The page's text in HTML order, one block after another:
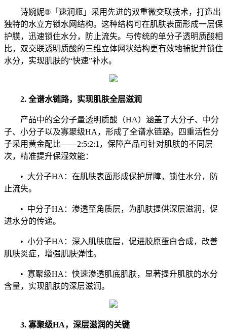
诗婉妮®「速润瓶」采用先进的双重微交联技术，打造出
独特的水立方锁水网结构。这种结构可在肌肤表面形成一层保
护膜，迅速锁住水分，防止流失。与传统的单分子透明质酸相
比，双交联透明质酸的三维立体网状结构更有效地捕捉并锁住
水分，实现肌肤的“快速”补水。
2. 全谱水链路，实现肌肤全层滋润
产品中的全分子量透明质酸（HA）涵盖了大分子、中分
子、小分子以及寡聚级HA，形成了全谱水链路。四重活性分
子采用黄金配比——2:5:2:1，保障产品可针对肌肤的不同层
次，精准提升保湿效能：
• 大分子HA：在肌肤表面形成保护屏障，锁住水分，防
止流失。
• 中分子HA：渗透至角质层，为肌肤提供深层滋润，促
进水分的传递。
• 小分子HA：深入肌肤底层，促进胶原蛋白合成，改善
肌肤炎症，增强肌肤弹性。
• 寡聚级HA：快速渗透肌底肌肤，显著提升肌肤的水分
含量，实现肌肤的深层滋润。
3. 寡聚级HA，深层滋润的关键